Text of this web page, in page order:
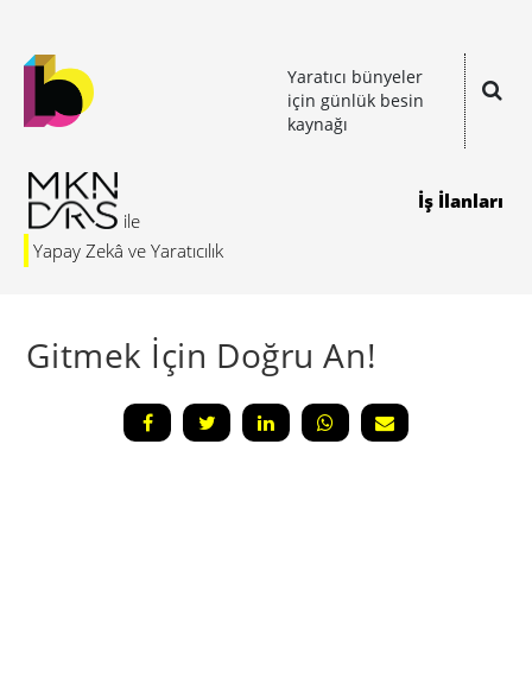
Yaratıcı bünyeler
için günlük besin
kaynağı
Yapay Zekâ ve Yaratıcılık
İş İlanları
Gitmek İçin Doğru An!